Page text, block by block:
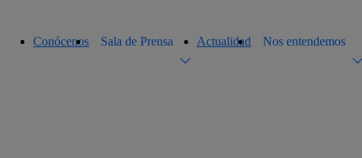
Conócenos Sala de Prensa Actualidad Nos entendemos